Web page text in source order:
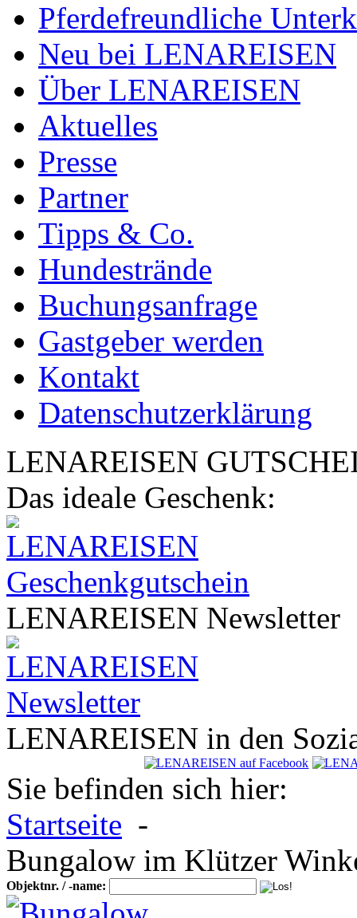
Pferdefreundliche
Neu bei LENAREISEN
Über LENAREISEN
Aktuelles
Presse
Partner
Tipps & Co.
Hundestrände
Buchungsanfrage
Gastgeber werden
Kontakt
Datenschutzerklärung
LENAREISEN
Das ideale Geschenk:
LENAREISEN Newsletter
LENAREISEN in den
Sie befinden sich hier:
Startseite -
Bungalow im Klützer
Objektnr. / -name: